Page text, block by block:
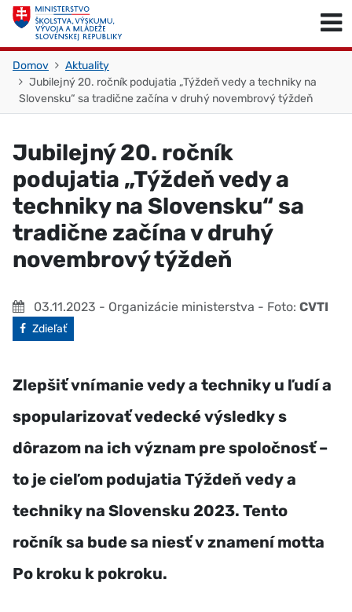
Skočiť na obsah
Domov
Aktuality
Jubilejný 20. ročník podujatia „Týždeň vedy a techniky na
Slovensku“ sa tradične začína v druhý novembrový týždeň
Jubilejný 20. ročník
podujatia „Týždeň vedy a
techniky na Slovensku“ sa
tradične začína v druhý
novembrový týždeň
03.11.2023 - Organizácie ministerstva - Foto: CVTI
Facebook
Zdieľať
Zlepšiť vnímanie vedy a techniky u ľudí a
spopularizovať vedecké výsledky s
dôrazom na ich význam pre spoločnosť –
to je cieľom podujatia Týždeň vedy a
techniky na Slovensku 2023. Tento
ročník sa bude sa niesť v znamení motta
Po kroku k pokroku.
Skočiť na začiatok stránky